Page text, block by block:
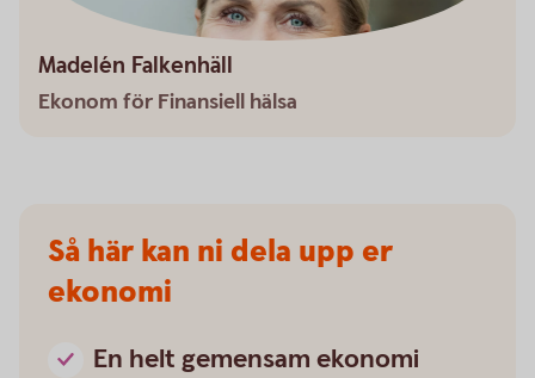
Madelén Falkenhäll
Ekonom för Finansiell hälsa
Så här kan ni dela upp er
ekonomi
En helt gemensam ekonomi